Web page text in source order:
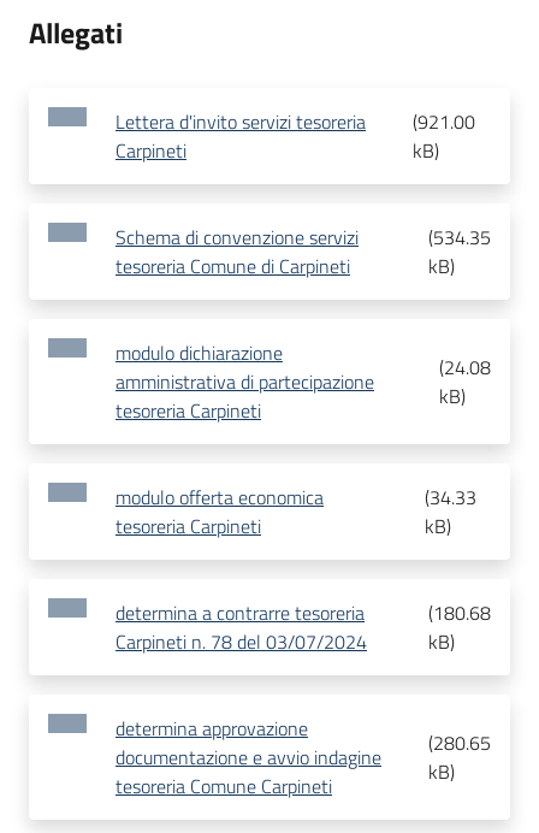
Allegati
Lettera d'invito servizi tesoreria
Carpineti
(921.00
kB)
Schema di convenzione servizi
tesoreria Comune di Carpineti
(534.35
kB)
modulo dichiarazione
amministrativa di partecipazione
tesoreria Carpineti
(24.08
kB)
modulo offerta economica
tesoreria Carpineti
(34.33
kB)
determina a contrarre tesoreria
Carpineti n. 78 del 03/07/2024
(180.68
kB)
determina approvazione
documentazione e avvio indagine
tesoreria Comune Carpineti
(280.65
kB)